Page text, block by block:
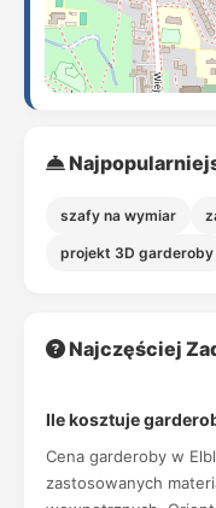
szafy na wymiar
projekt 3D garderoby
Najczęściej
Ile kosztuje
Cena garderoby w
zastosowanych